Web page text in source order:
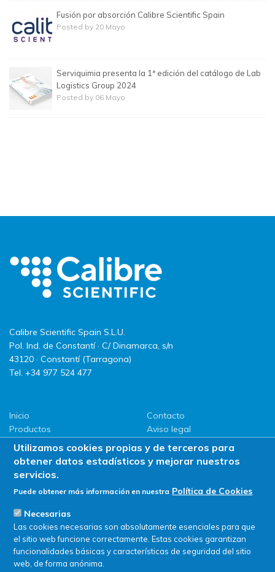
Fusión por absorción Calibre Scientific Spain
Posted by 20 Mayo
Serviquimia presenta la 1ª edición del catálogo de Lab
Logistics Group 2024
Posted by 06 Mayo
Calibre Scientific Spain S.L.U.
Pol. Ind. de Constantí · C/ Dinamarca, s/n
43120 · Constantí (Tarragona)
Tel. +34 977 524 477
Inicio
Productos
LLG
Promociones
ServiSAT
Contacto
Aviso legal
Política de privacidad
Política de Cookies
Buscar en tienda
Utilizamos cookies propias y de terceros para
obtener datos estadísticos y mejorar nuestros
servicios.
Puede obtener más información en nuestra Política de Cookies
Necesarias
Las cookies necesarias son absolutamente esenciales para que
el sitio web funcione correctamente. Estas cookies garantizan
funcionalidades básicas y características de seguridad del sitio
web, de forma anónima.